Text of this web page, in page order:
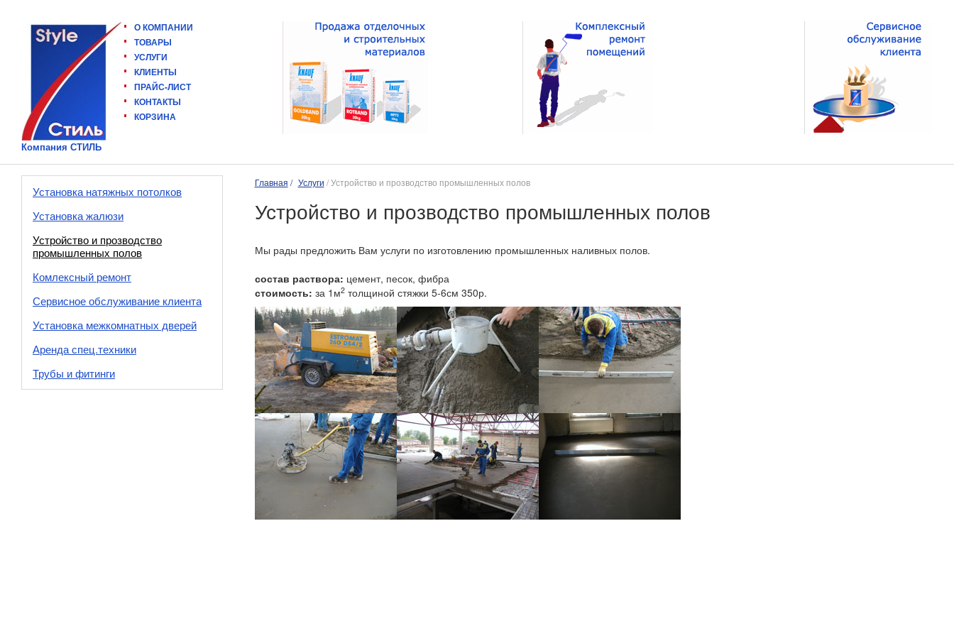
Компания СТИЛЬ
О КОМПАНИИ
ТОВАРЫ
УСЛУГИ
КЛИЕНТЫ
ПРАЙС-ЛИСТ
КОНТАКТЫ
КОРЗИНА
Установка натяжных потолков
Установка жалюзи
Устройство и прозводство
промышленных полов
Комлексный ремонт
Сервисное обслуживание клиента
Установка межкомнатных дверей
Аренда спец.техники
Трубы и фитинги
Главная Услуги / Устройство и прозводство промышленных полов
Устройство и прозводство промышленных полов
Мы рады предложить Вам услуги по изготовлению промышленных наливных полов.
состав раствора: цемент, песок, фибра
стоимость: за 1м2толщиной стяжки 5-6см 350р.